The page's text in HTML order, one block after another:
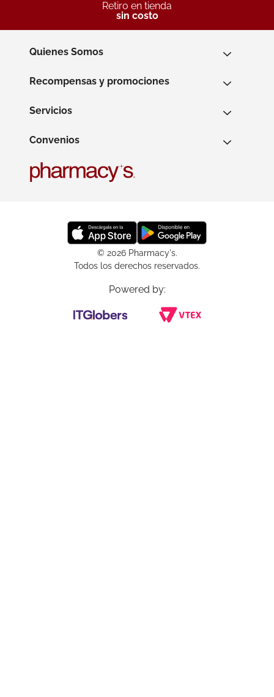
Retiro en tienda
sin costo
Quienes Somos
Recompensas y promociones
Servicios
Convenios
© 2026 Pharmacy's.
Todos los derechos reservados.
Powered by: